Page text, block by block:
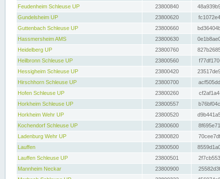
Feudenheim Schleuse UP
23800840
Gundelsheim UP
23800620
Guttenbach Schleuse UP
23800660
Hassmersheim AMS
23800630
Heidelberg UP
23800760
Heilbronn Schleuse UP
23800560
Hessigheim Schleuse UP
23800420
Hirschhorn Schleuse UP
23800700
Hofen Schleuse UP
23800260
Horkheim Schleuse UP
23800557
Horkheim Wehr UP
23800520
Kochendorf Schleuse UP
23800600
Ladenburg Wehr UP
23800820
Lauffen
23800500
Lauffen Schleuse UP
23800501
Mannheim Neckar
23800900